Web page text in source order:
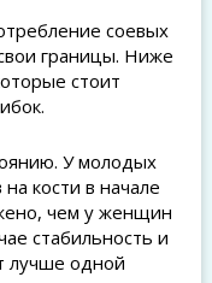
соевых
границы. Ниже
стоит
У молодых
кости в начале
чем у женщин
стабильность и
лучше одной